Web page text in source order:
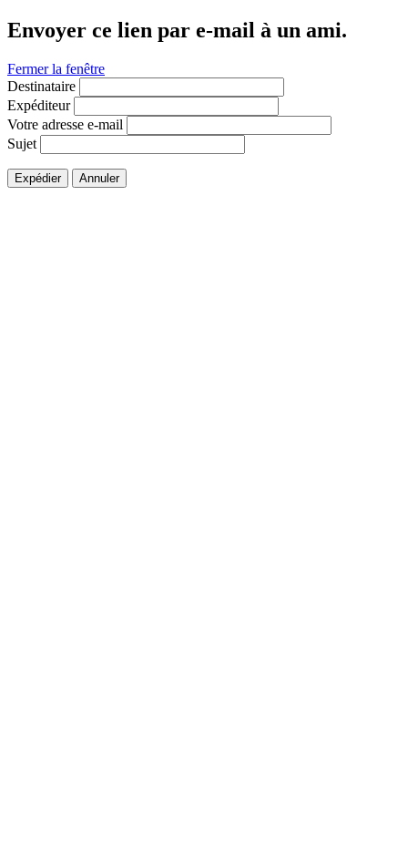
Envoyer ce lien par e-mail à un ami.
Fermer la fenêtre
Destinataire
Expéditeur
Votre adresse e-mail
Sujet
Expédier Annuler